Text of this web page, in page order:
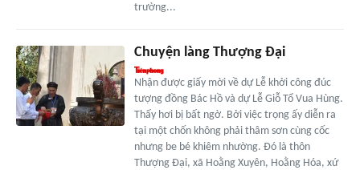
trường...
Chuyện làng Thượng Đại
Nhận được giấy mời về dự Lễ khởi công đúc
tượng đồng Bác Hồ và dự Lễ Giỗ Tổ Vua Hùng.
Thấy hơi bị bất ngờ. Bởi việc trọng ấy diễn ra
tại một chốn không phải thâm sơn cùng cốc
nhưng be bé khiêm nhường. Đó là thôn
Thượng Đại, xã Hoằng Xuyên, Hoằng Hóa, xứ